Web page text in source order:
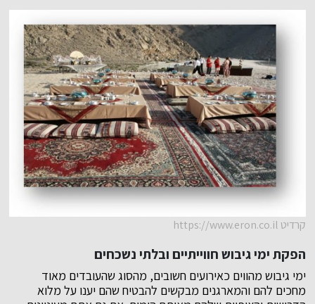
קרדיט https://www.eron.co.il
הפקת ימי גיבוש חווייתיים ובלתי נשכחים
ימי גיבוש מהווים כאירועים חשובים, מהסוג שהעובדים מאוד
מחכים להם והמארגנים מבקשים להבטיח שהם יענו על מלוא